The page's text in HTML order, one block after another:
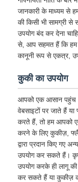
जानकारी के माध्यम से
की किसी भी सामग्री
उपयोग बंद कर देना
से, आप सहमत हैं कि हम
कानूनी रूप से एकत्र,
कुकी का उपयोग
आपको एक आसान पहुंच
वेबसाइटों पर जाते हैं या
करते हैं, तो हम आपको
करने के लिए कुकीज़,
द्वारा प्रदान किए गए
उपयोग कर सकते हैं।
उपयोग करके ही लागू
कर सकते हैं या कुकीज़